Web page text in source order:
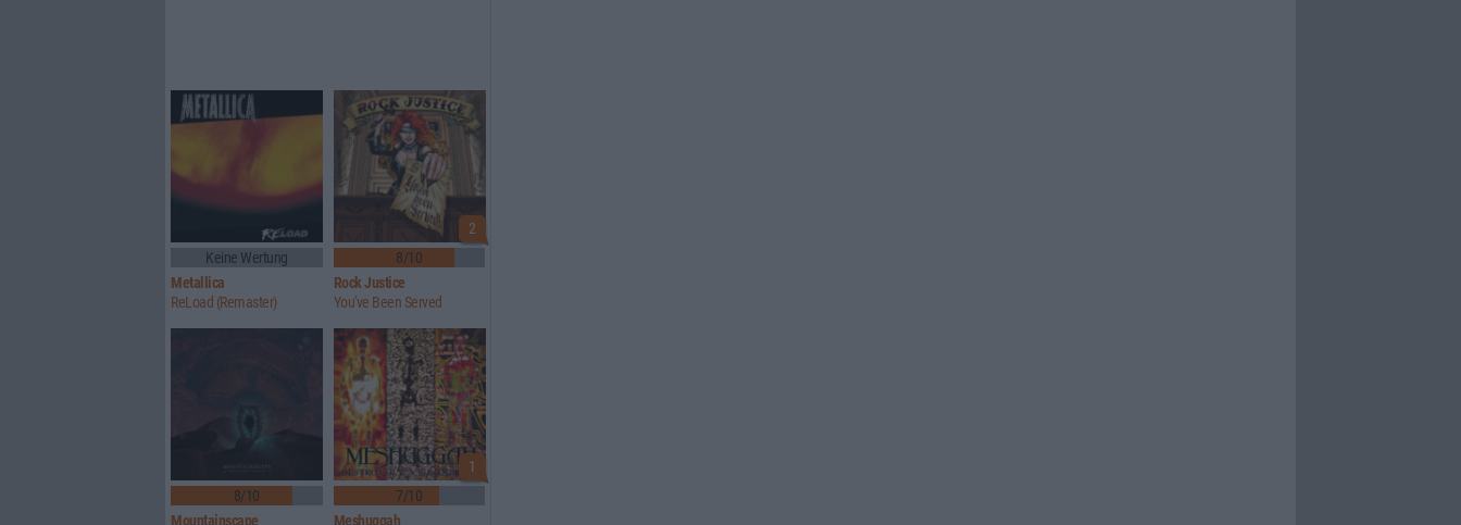
Keine Wertung
Metallica
ReLoad (Remaster)
2
8/10
Rock Justice
You've Been Served
8/10
Mountainscape
1
7/10
Meshuggah